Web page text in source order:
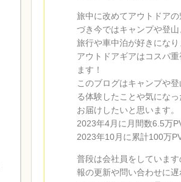
旅中に改めてアウトドア
づき今ではキャンプや登
旅行や車中泊が好きになり
アウトドアギアはコスパ
ます！
このブログはキャンプや
る体験したことや気にな
お届けしたいと思います。
2023年4月に月間数6.5万
2023年10月に累計100万
普段は会社員をしていま
報の更新や問い合わせに遅